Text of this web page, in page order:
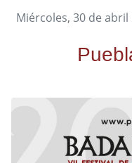
Miércoles, 30 de abril